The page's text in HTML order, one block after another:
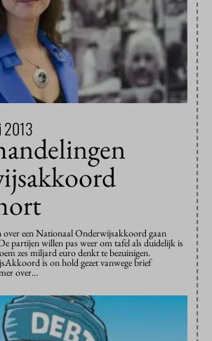
2013
over een Nationaal Onderwijsakkoord gaan
partijen willen pas weer om tafel als duidelijk is
zes miljard euro denkt te bezuinigen.
is on hold gezet vanwege brief
over…